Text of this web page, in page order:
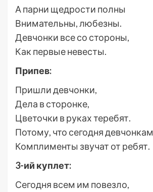
А парни щедрости полны
Внимательны, любезны.
Девчонки все со стороны,
Как первые невесты.
Припев:
Пришли девчонки,
Дела в сторонке,
Цветочки в руках теребят.
Потому, что сегодня девчонкам
Комплименты звучат от ребят.
3-ий куплет:
Сегодня всем им повезло,